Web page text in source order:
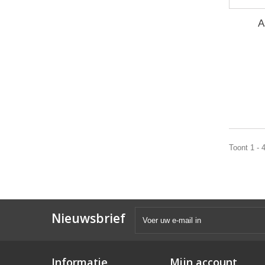
Toont 1 -
Nieuwsbrief